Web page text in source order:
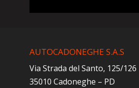
AUTOCADONEGHE S.A.S
Via Strada del Santo, 125/126
35010 Cadoneghe – PD